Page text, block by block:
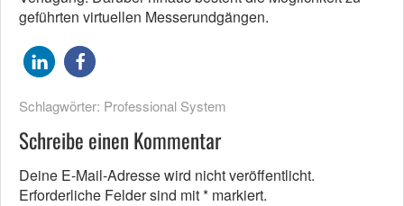
geführten virtuellen Messerundgängen.
Schlagwörter: Professional System
Schreibe einen Kommentar
Deine E-Mail-Adresse wird nicht veröffentlicht.
Erforderliche Felder sind mit* markiert.